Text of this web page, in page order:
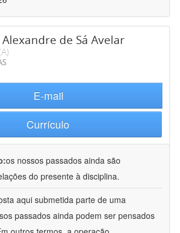
Alexandre de Sá Avelar
E-mail
Currículo
os nossos passados ainda são
do presente à disciplina.
aqui submetida parte de uma
passados ainda podem ser pensados